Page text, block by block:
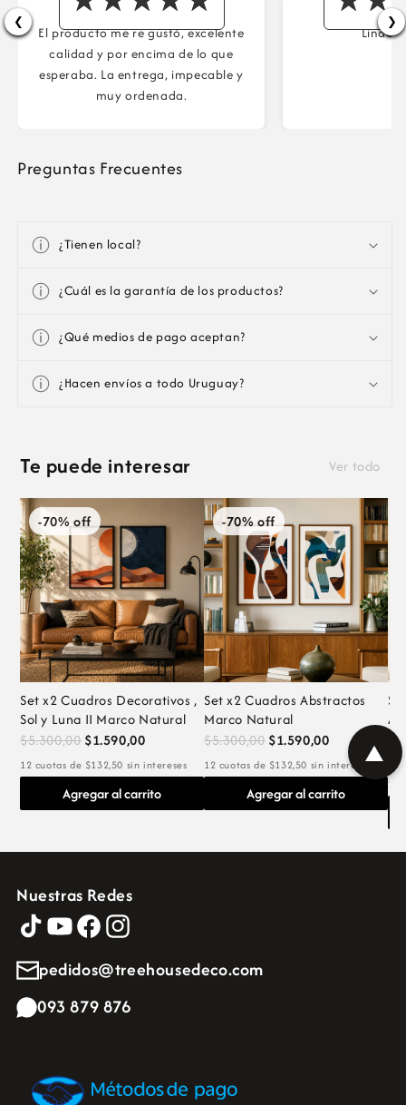
❮ ❯
Maria
El producto me re gustó, excelente
calidad y por encima de lo que
esperaba. La entrega, impecable y
muy ordenada.
Lindos
Preguntas Frecuentes
¿Tienen local?
¿Cuál es la garantía de los productos?
¿Qué medios de pago aceptan?
¿Hacen envíos a todo Uruguay?
Te puede interesar Ver todo
-70% off
Set x2 Cuadros Decorativos ,
Sol y Luna II Marco Natural
$5.300,00 $1.590,00
12 cuotas de $132,50 sin intereses
Agregar al carrito
-70% off
Set x2 Cuadros Abstractos
Marco Natural
$5.300,00 $1.590,00
12 cuotas de $132,50 sin intereses
Agregar al carrito 12
▲
Nuestras Redes
pedidos@treehousedeco.com
093 879 876